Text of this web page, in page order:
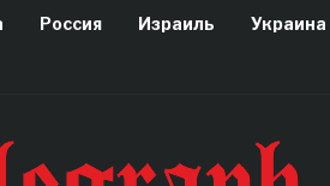
Россия Израиль Украина